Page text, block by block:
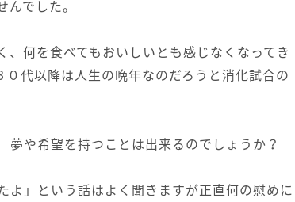
でした。
何を食べてもおいしいとも感じなくなってき
代以降は人生の晩年なのだろうと消化試合の
や希望を持つことは出来るのでしょうか？
よ」という話はよく聞きますが正直何の慰めに